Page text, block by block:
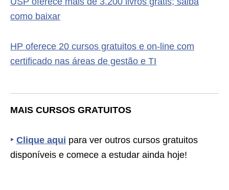
como baixar
HP oferece 20 cursos gratuitos e on-line com
certificado nas áreas de gestão e TI
MAIS CURSOS GRATUITOS
‣ Clique aqui para ver outros cursos gratuitos
disponíveis e comece a estudar ainda hoje!